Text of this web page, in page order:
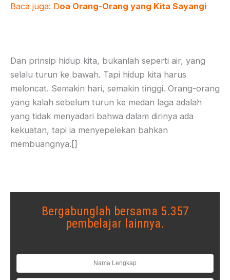
Baca juga: Doa Orang-Orang yang Kita Sayangi
Dan prinsip hidup kita, bukanlah seperti air, yang
selalu turun ke bawah. Tapi hidup kita harus
meloncat. Semakin hari, semakin tinggi. Orang-orang
yang kalah sebelum turun ke medan laga adalah
yang tidak menyadari bahwa dalam dirinya ada
kekuatan, tapi ia menyepelekan bahkan
membuangnya.[]
Bergabunglah bersama 5.357
pembelajar lainnya.